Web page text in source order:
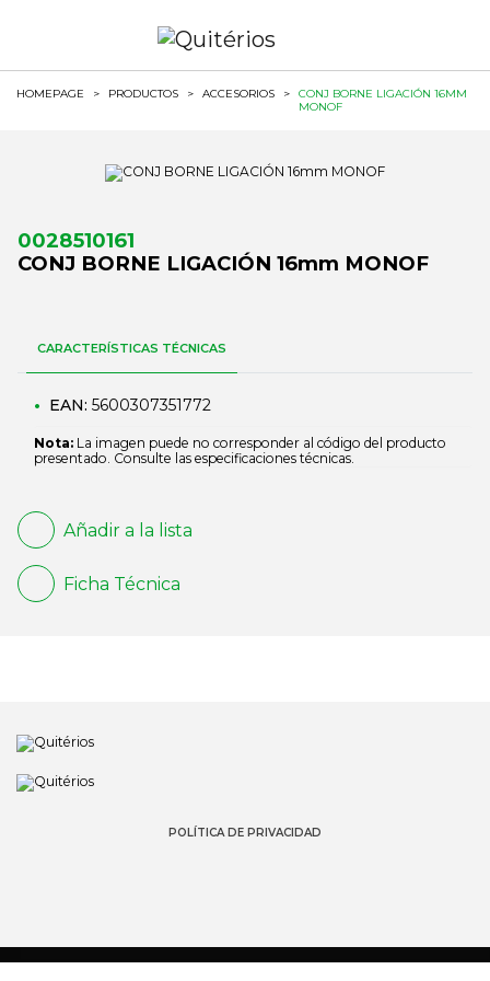
HOMEPAGE > PRODUCTOS > ACCESORIOS >
CONJ BORNE LIGACIÓN 16MM
MONOF
0028510161
CONJ BORNE LIGACIÓN 16mm MONOF
CARACTERÍSTICAS TÉCNICAS
EAN: 5600307351772
Nota: La imagen puede no corresponder al código del producto
presentado. Consulte las especificaciones técnicas.
Añadir a la lista
Ficha Técnica
POLÍTICA DE PRIVACIDAD